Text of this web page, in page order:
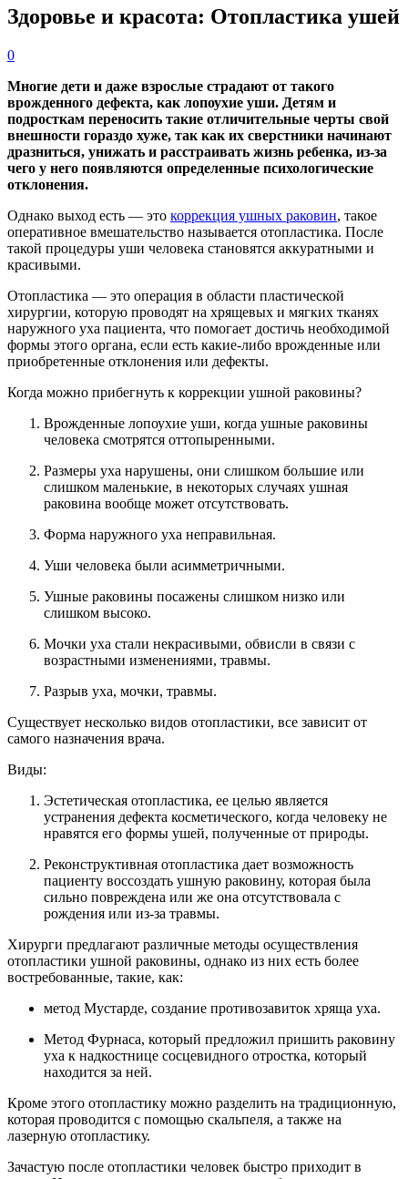
Здоровье и красота: Отопластика ушей
0
Многие дети и даже взрослые страдают от такого
врожденного дефекта, как лопоухие уши. Детям и
подросткам переносить такие отличительные черты свой
внешности гораздо хуже, так как их сверстники начинают
дразниться, унижать и расстраивать жизнь ребенка, из-за
чего у него появляются определенные психологические
отклонения.
Однако выход есть — это коррекция ушных раковин, такое
оперативное вмешательство называется отопластика. После
такой процедуры уши человека становятся аккуратными и
красивыми.
Отопластика — это операция в области пластической
хирургии, которую проводят на хрящевых и мягких тканях
наружного уха пациента, что помогает достичь необходимой
формы этого органа, если есть какие-либо врожденные или
приобретенные отклонения или дефекты.
Когда можно прибегнуть к коррекции ушной раковины?
Врожденные лопоухие уши, когда ушные раковины
человека смотрятся оттопыренными.
Размеры уха нарушены, они слишком большие или
слишком маленькие, в некоторых случаях ушная
раковина вообще может отсутствовать.
Форма наружного уха неправильная.
Уши человека были асимметричными.
Ушные раковины посажены слишком низко или
слишком высоко.
Мочки уха стали некрасивыми, обвисли в связи с
возрастными изменениями, травмы.
Разрыв уха, мочки, травмы.
Существует несколько видов отопластики, все зависит от
самого назначения врача.
Виды:
Эстетическая отопластика, ее целью является
устранения дефекта косметического, когда человеку не
нравятся его формы ушей, полученные от природы.
Реконструктивная отопластика дает возможность
пациенту воссоздать ушную раковину, которая была
сильно повреждена или же она отсутствовала с
рождения или из-за травмы.
Хирурги предлагают различные методы осуществления
отопластики ушной раковины, однако из них есть более
востребованные, такие, как:
метод Мустарде, создание противозавиток хряща уха.
Метод Фурнаса, который предложил пришить раковину
уха к надкостнице сосцевидного отростка, который
находится за ней.
Кроме этого отопластику можно разделить на традиционную,
которая проводится с помощью скальпеля, а также на
лазерную отопластику.
Зачастую после отопластики человек быстро приходит в